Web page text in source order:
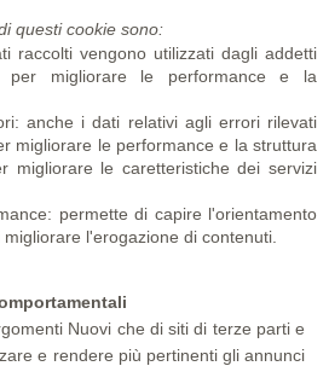
questi cookie sono:
raccolti vengono utilizzati dagli addetti
per migliorare le performance e la
anche i dati relativi agli errori rilevati
migliorare le performance e la struttura
migliorare le caretteristiche dei servizi
permette di capire l'orientamento
l'erogazione di contenuti.
Nuovi che di siti di terze parti e
e rendere più pertinenti gli annunci